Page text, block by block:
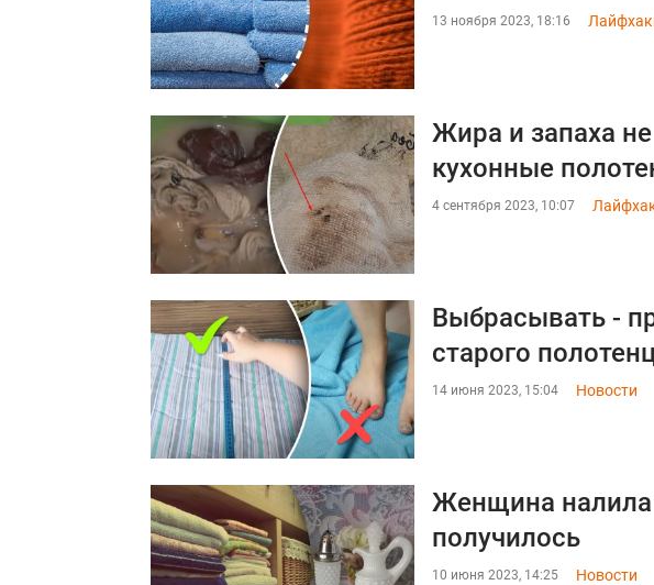
13 ноября 2023, 18:16
Жира и запаха
кухонные
4 сентября 2023, 10:07
Выбрасывать -
старого
14 июня 2023, 15:04 Новости
Женщина налила
получилось
10 июня 2023, 14:25 Новости